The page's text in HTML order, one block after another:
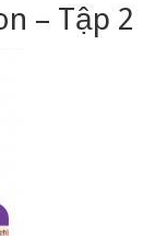
– Tập 2